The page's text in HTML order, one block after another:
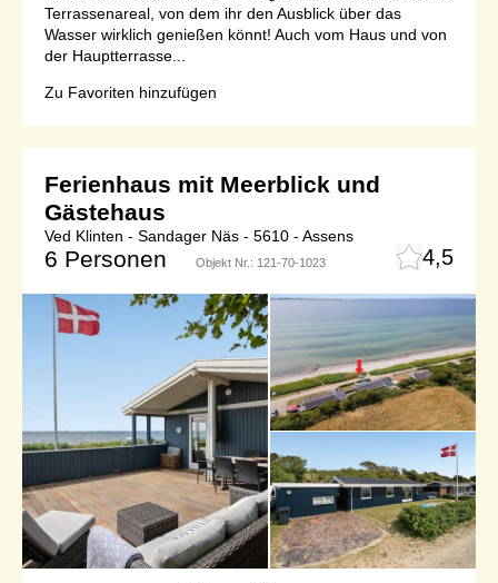
Terrassenareal, von dem ihr den Ausblick über das
Wasser wirklich genießen könnt! Auch vom Haus und von
der Hauptterrasse...
Zu Favoriten hinzufügen
Ferienhaus mit Meerblick und
Gästehaus
Ved Klinten - Sandager Näs - 5610 - Assens
6 Personen Objekt Nr.: 121-70-1023 4,5